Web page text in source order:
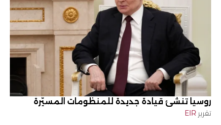
روسيا تنشئ قيادة جديدة للمنظومات المسيّرة
تقرير EIR